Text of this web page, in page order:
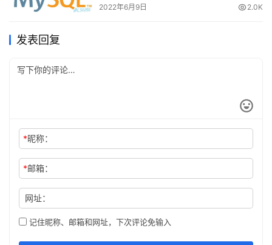
删除用户
命令会删除用户以及对应的权限, 执行命令
后你会发现
消失了.
常用命令组
2022年6月9日 2.0K
发表回复
*昵称：
*邮箱：
网址：
记住昵称、邮箱和网址，下次评论免输入